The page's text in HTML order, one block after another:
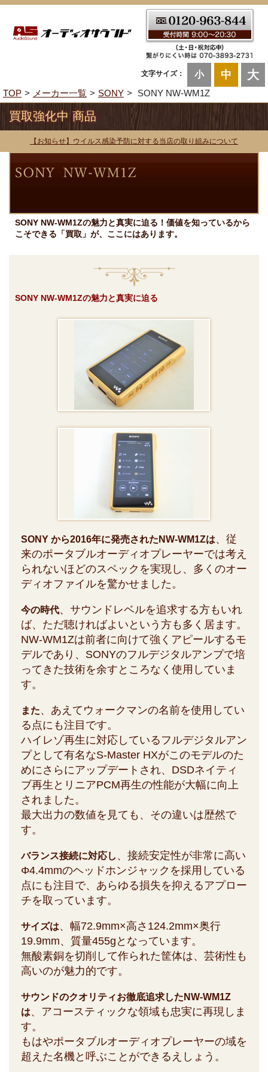
文字サイズ： 小 中 大
TOP メーカー一覧 SONY SONY NW-WM1Z
買取強化中 商品
【お知らせ】ウイルス感染予防に対する当店の取り組みについて
SONY NW-WM1Zの魅力と真実に迫る！価値を知っているから
こそできる「買取」が、ここにはあります。
SONY NW-WM1Zの魅力と真実に迫る
SONY から2016年に発売されたNW-WM1Zは、従
来のポータブルオーディオプレーヤーでは考え
られないほどのスペックを実現し、多くのオー
ディオファイルを驚かせました。
今の時代、サウンドレベルを追求する方もいれ
ば、ただ聴ければよいという方も多く居ます。
NW-WM1Zは前者に向けて強くアピールするモ
デルであり、SONYのフルデジタルアンプで培
ってきた技術を余すところなく使用していま
す。
また、あえてウォークマンの名前を使用してい
る点にも注目です。
ハイレゾ再生に対応しているフルデジタルアン
プとして有名なS-Master HXがこのモデルのた
めにさらにアップデートされ、DSDネイティ
ブ再生とリニアPCM再生の性能が大幅に向上
されました。
最大出力の数値を見ても、その違いは歴然で
す。
バランス接続に対応し 、接続安定性が非常に高い
Φ4.4mmのヘッドホンジャックを採用している
点にも注目で、あらゆる損失を抑えるアプロー
チを取っています。
サイズは、幅72.9mm×高さ124.2mm×奥行
19.9mm、質量455gとなっています。
無酸素銅を切削して作られた筐体は、芸術性も
高いのが魅力的です。
サウンドのクオリティお徹底追求したNW-WM1Z
は、アコースティックな領域も忠実に再現しま
す。
もはやポータブルオーディオプレーヤーの域を
超えた名機と呼ぶことができるえしょう。